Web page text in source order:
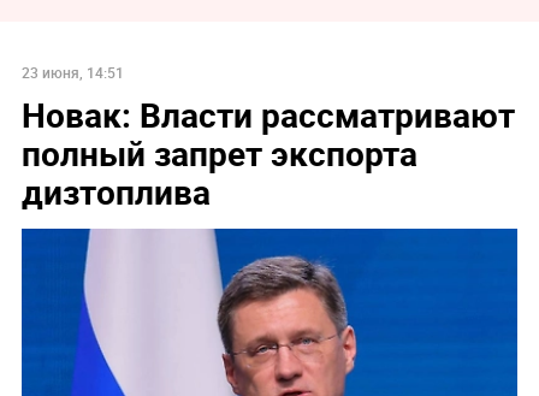
23 июня, 14:51
Новак: Власти рассматривают
полный запрет экспорта
дизтоплива